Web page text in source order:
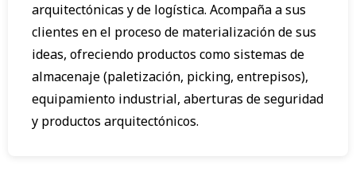
arquitectónicas y de logística. Acompaña a sus
clientes en el proceso de materialización de sus
ideas, ofreciendo productos como sistemas de
almacenaje (paletización, picking, entrepisos),
equipamiento industrial, aberturas de seguridad
y productos arquitectónicos.